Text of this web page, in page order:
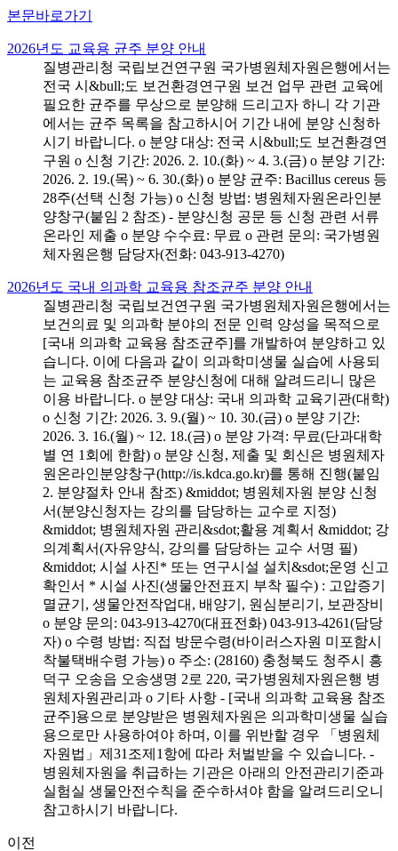
본문바로가기
2026년도 교육용 균주 분양 안내
질병관리청 국립보건연구원 국가병원체자원은행에서는
전국 시&bull;도 보건환경연구원 보건 업무 관련 교육에
필요한 균주를 무상으로 분양해 드리고자 하니 각 기관
에서는 균주 목록을 참고하시어 기간 내에 분양 신청하
시기 바랍니다. o 분양 대상: 전국 시&bull;도 보건환경연
구원 o 신청 기간: 2026. 2. 10.(화) ~ 4. 3.(금) o 분양 기간:
2026. 2. 19.(목) ~ 6. 30.(화) o 분양 균주: Bacillus cereus 등
28주(선택 신청 가능) o 신청 방법: 병원체자원온라인분
양창구(붙임 2 참조) - 분양신청 공문 등 신청 관련 서류
온라인 제출 o 분양 수수료: 무료 o 관련 문의: 국가병원
체자원은행 담당자(전화: 043-913-4270)
2026년도 국내 의과학 교육용 참조균주 분양 안내
질병관리청 국립보건연구원 국가병원체자원은행에서는
보건의료 및 의과학 분야의 전문 인력 양성을 목적으로
[국내 의과학 교육용 참조균주]를 개발하여 분양하고 있
습니다. 이에 다음과 같이 의과학미생물 실습에 사용되
는 교육용 참조균주 분양신청에 대해 알려드리니 많은
이용 바랍니다. o 분양 대상: 국내 의과학 교육기관(대학)
o 신청 기간: 2026. 3. 9.(월) ~ 10. 30.(금) o 분양 기간:
2026. 3. 16.(월) ~ 12. 18.(금) o 분양 가격: 무료(단과대학
별 연 1회에 한함) o 분양 신청, 제출 및 회신은 병원체자
원온라인분양창구(http://is.kdca.go.kr)를 통해 진행(붙임
2. 분양절차 안내 참조) &middot; 병원체자원 분양 신청
서(분양신청자는 강의를 담당하는 교수로 지정)
&middot; 병원체자원 관리&sdot;활용 계획서 &middot; 강
의계획서(자유양식, 강의를 담당하는 교수 서명 필)
&middot; 시설 사진* 또는 연구시설 설치&sdot;운영 신고
확인서 * 시설 사진(생물안전표지 부착 필수) : 고압증기
멸균기, 생물안전작업대, 배양기, 원심분리기, 보관장비
o 분양 문의: 043-913-4270(대표전화) 043-913-4261(담당
자) o 수령 방법: 직접 방문수령(바이러스자원 미포함시
착불택배수령 가능) o 주소: (28160) 충청북도 청주시 흥
덕구 오송읍 오송생명 2로 220, 국가병원체자원은행 병
원체자원관리과 o 기타 사항 - [국내 의과학 교육용 참조
균주]용으로 분양받은 병원체자원은 의과학미생물 실습
용으로만 사용하여야 하며, 이를 위반할 경우 「병원체
자원법」제31조제1항에 따라 처벌받을 수 있습니다. -
병원체자원을 취급하는 기관은 아래의 안전관리기준과
실험실 생물안전수칙을 준수하셔야 함을 알려드리오니
참고하시기 바랍니다.
이전